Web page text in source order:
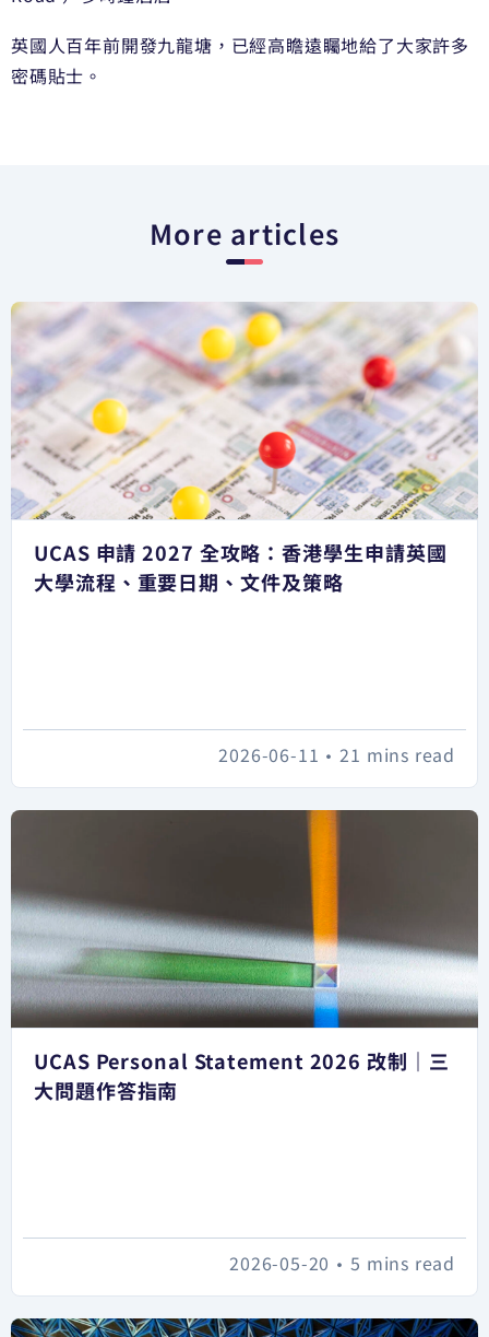
英國人百年前開發九龍塘，已經高瞻遠矚地給了大家許多
密碼貼士。
More articles
UCAS 申請 2027 全攻略：香港學生申請英國
大學流程、重要日期、文件及策略
21 mins read
•
2026-06-11
UCAS Personal Statement 2026 改制｜三
大問題作答指南
5 mins read
•
2026-05-20